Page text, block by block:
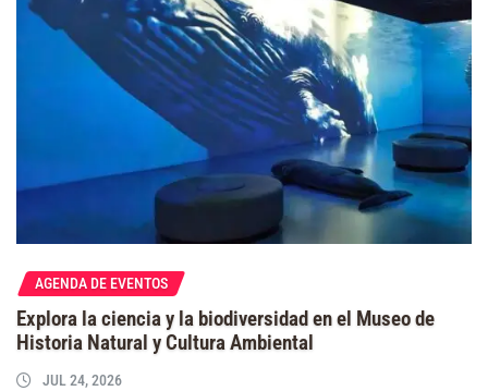
AGENDA DE EVENTOS
Explora la ciencia y la biodiversidad en el Museo de
Historia Natural y Cultura Ambiental
JUL 24, 2026